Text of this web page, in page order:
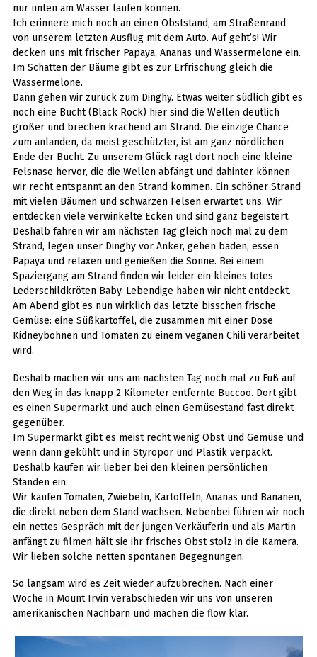
nur unten am Wasser laufen können.
Ich erinnere mich noch an einen Obststand, am Straßenrand
von unserem letzten Ausflug mit dem Auto. Auf geht’s! Wir
decken uns mit frischer Papaya, Ananas und Wassermelone ein.
Im Schatten der Bäume gibt es zur Erfrischung gleich die
Wassermelone.
Dann gehen wir zurück zum Dinghy. Etwas weiter südlich gibt es
noch eine Bucht (Black Rock) hier sind die Wellen deutlich
größer und brechen krachend am Strand. Die einzige Chance
zum anlanden, da meist geschützter, ist am ganz nördlichen
Ende der Bucht. Zu unserem Glück ragt dort noch eine kleine
Felsnase hervor, die die Wellen abfängt und dahinter können
wir recht entspannt an den Strand kommen. Ein schöner Strand
mit vielen Bäumen und schwarzen Felsen erwartet uns. Wir
entdecken viele verwinkelte Ecken und sind ganz begeistert.
Deshalb fahren wir am nächsten Tag gleich noch mal zu dem
Strand, legen unser Dinghy vor Anker, gehen baden, essen
Papaya und relaxen und genießen die Sonne. Bei einem
Spaziergang am Strand finden wir leider ein kleines totes
Lederschildkröten Baby. Lebendige haben wir nicht entdeckt.
Am Abend gibt es nun wirklich das letzte bisschen frische
Gemüse: eine Süßkartoffel, die zusammen mit einer Dose
Kidneybohnen und Tomaten zu einem veganen Chili verarbeitet
wird.
Deshalb machen wir uns am nächsten Tag noch mal zu Fuß auf
den Weg in das knapp 2 Kilometer entfernte Buccoo. Dort gibt
es einen Supermarkt und auch einen Gemüsestand fast direkt
gegenüber.
Im Supermarkt gibt es meist recht wenig Obst und Gemüse und
wenn dann gekühlt und in Styropor und Plastik verpackt.
Deshalb kaufen wir lieber bei den kleinen persönlichen
Ständen ein.
Wir kaufen Tomaten, Zwiebeln, Kartoffeln, Ananas und Bananen,
die direkt neben dem Stand wachsen. Nebenbei führen wir noch
ein nettes Gespräch mit der jungen Verkäuferin und als Martin
anfängt zu filmen hält sie ihr frisches Obst stolz in die Kamera.
Wir lieben solche netten spontanen Begegnungen.
So langsam wird es Zeit wieder aufzubrechen. Nach einer
Woche in Mount Irvin verabschieden wir uns von unseren
amerikanischen Nachbarn und machen die flow klar.